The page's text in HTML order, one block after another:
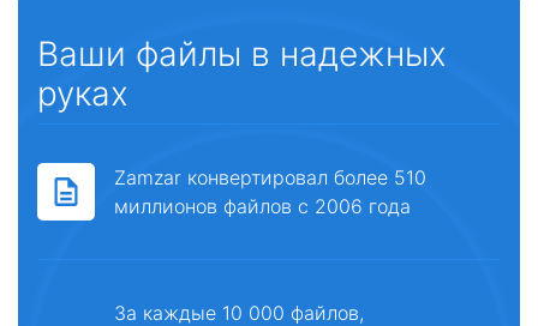
Ваши файлы в надежных
руках
Zamzar конвертировал более 510
миллионов файлов с 2006 года
За каждые 10 000 файлов,